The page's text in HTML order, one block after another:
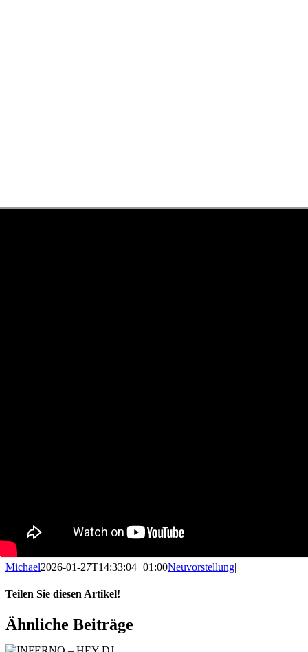
Michael2026-01-27T14:33:04+01:00Neuvorstellung|
Teilen Sie diesen Artikel!
Facebook
X
Reddit
LinkedIn
WhatsApp
Telegram
Tumblr
Pinterest
Vk
Xing
E-
Mail
Ähnliche Beiträge